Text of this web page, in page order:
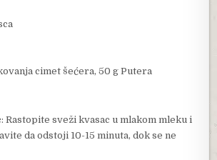
cimet šećera, 50 g Putera
: Rastopite sveži kvasac u mlakom mleku i
da odstoji 10-15 minuta, dok se ne